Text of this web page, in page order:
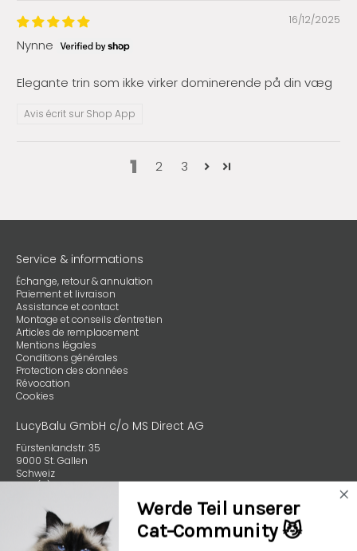
16/12/2025
Nynne
Elegante trin som ikke virker dominerende på din væg
Avis écrit sur Shop App
1 2 3
Service & informations
Échange, retour & annulation
Paiement et livraison
Assistance et contact
Montage et conseils d'entretien
Articles de remplacement
Mentions légales
Conditions générales
Protection des données
Révocation
Cookies
LucyBalu GmbH c/o MS Direct AG
Fürstenlandstr. 35
9000 St. Gallen
Schweiz
+49 (0) 89 4132 59970
Werde Teil unserer
Cat-Community 😼